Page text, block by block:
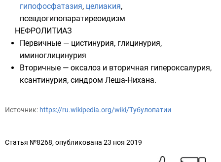
гипофосфатазия, целиакия,
псевдогипопаратиреоидизм
НЕФРОЛИТИАЗ
Первичные — цистинурия, глицинурия,
иминоглицинурия
Вторичные — оксалоз и вторичная гипероксалурия,
ксантинурия, синдром Леша-Нихана.
Источник: https://ru.wikipedia.org/wiki/Тубулопатии
Статья №8268, опубликована 23 ноя 2019